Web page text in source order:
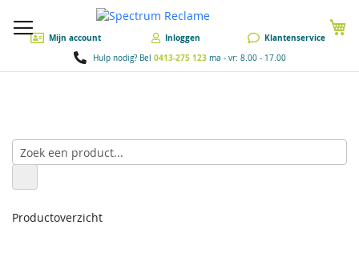
Mijn account Inloggen Klantenservice
Hulp nodig? Bel 0413-275 123ma - vr: 8.00 - 17.00
Productoverzicht